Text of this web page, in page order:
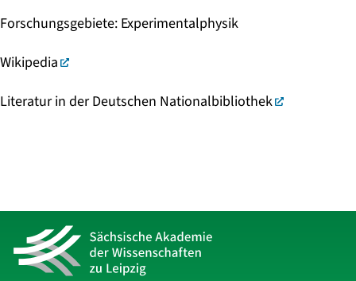
Forschungsgebiete: Experimentalphysik
Wikipedia
Literatur in der Deutschen Nationalbibliothek